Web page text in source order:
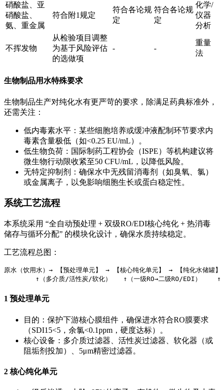
硝酸盐、亚
硝酸盐、
氨、重金属
符合附1规定
符合各论规
定
符合各论规
定
化学/
仪器
分析
不挥发物
从检验项目调整
为基于风险评估
的选做项
- -
重量
法
生物制品用水特殊要求
生物制品生产对纯化水有更严苛的要求，除满足药典标准外，
还需关注：
低内毒素水平：某些细胞培养或缓冲液配制环节要求内
毒素含量极低（如<0.25 EU/mL）。
低生物负荷：国际制药工程协会（ISPE）等机构建议将
微生物行动限收紧至50 CFU/mL，以降低风险。
无特定抑制剂：确保水中无残留消毒剂（如臭氧、氯）
或金属离子，以免影响细胞生长或蛋白稳定性。
系统工艺流程
本系统采用 “全自动预处理 + 双级RO/EDI核心纯化 + 热消毒
储存与循环分配” 的模块化设计，确保水质持续稳定。
工艺流程总图：
原水（饮用水）→ 【预处理单元】 → 【核心纯化单元】 → 【纯化水储罐
↑（多介质/活性炭/软化）   ↑（一级RO→二级RO/EDI）    ↑（
1 预处理单元
目的：保护下游核心膜组件，确保进水符合RO膜要求
（SDI15<5，余氯<0.1ppm，硬度达标）。
核心设备：多介质过滤器、活性炭过滤器、软化器（或
阻垢剂投加）、5μm精密过滤器。
2 核心纯化单元